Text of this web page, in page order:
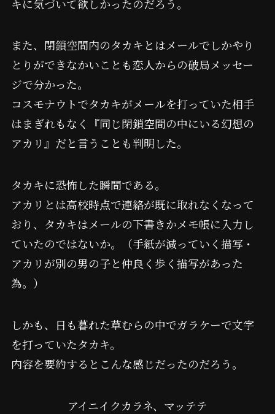
キに気づいて欲しかったのだろう。
また、閉鎖空間内のタカキとはメールでしかやり
とりができなかいことも恋人からの破局メッセー
ジで分かった。
コスモナウトでタカキがメールを打っていた相手
はまぎれもなく『同じ閉鎖空間の中にいる幻想の
アカリ』だと言うことも判明した。
タカキに恐怖した瞬間である。
アカリとは高校時点で連絡が既に取れなくなって
おり、タカキはメールの下書きかメモ帳に入力し
ていたのではないか。（手紙が減っていく描写・
アカリが別の男の子と仲良く歩く描写があった
為。）
しかも、日も暮れた草むらの中でガラケーで文字
を打っていたタカキ。
内容を要約するとこんな感じだったのだろう。
アイニイクカラネ、マッテテ